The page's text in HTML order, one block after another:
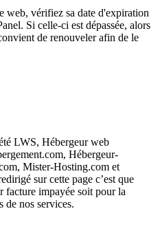
web, vérifiez sa date d'expiration
Si celle-ci est dépassée, alors
de renouveler afin de le
LWS, Hébergeur web
Hébergeur-
Mister-Hosting.com et
sur cette page c’est que
facture impayée soit pour la
de nos services.